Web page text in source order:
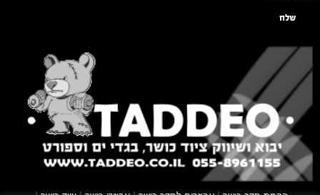
שלח